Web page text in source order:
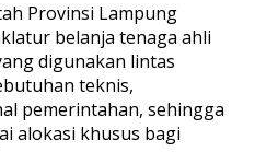
Provinsi Lampung
belanja tenaga ahli
digunakan lintas
teknis,
pemerintahan, sehingga
alokasi khusus bagi